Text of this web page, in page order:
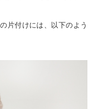
片付けには、以下のよう